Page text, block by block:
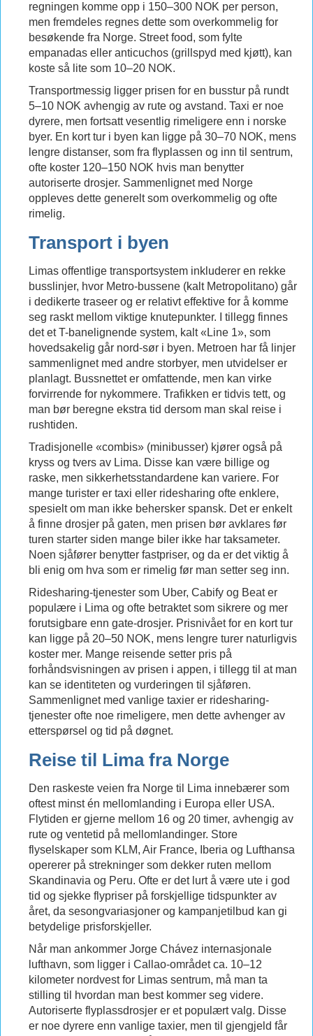
regningen komme opp i 150–300 NOK per person,
men fremdeles regnes dette som overkommelig for
besøkende fra Norge. Street food, som fylte
empanadas eller anticuchos (grillspyd med kjøtt), kan
koste så lite som 10–20 NOK.
Transportmessig ligger prisen for en busstur på rundt
5–10 NOK avhengig av rute og avstand. Taxi er noe
dyrere, men fortsatt vesentlig rimeligere enn i norske
byer. En kort tur i byen kan ligge på 30–70 NOK, mens
lengre distanser, som fra flyplassen og inn til sentrum,
ofte koster 120–150 NOK hvis man benytter
autoriserte drosjer. Sammenlignet med Norge
oppleves dette generelt som overkommelig og ofte
rimelig.
Transport i byen
Limas offentlige transportsystem inkluderer en rekke
busslinjer, hvor Metro-bussene (kalt Metropolitano) går
i dedikerte traseer og er relativt effektive for å komme
seg raskt mellom viktige knutepunkter. I tillegg finnes
det et T-banelignende system, kalt «Line 1», som
hovedsakelig går nord-sør i byen. Metroen har få linjer
sammenlignet med andre storbyer, men utvidelser er
planlagt. Bussnettet er omfattende, men kan virke
forvirrende for nykommere. Trafikken er tidvis tett, og
man bør beregne ekstra tid dersom man skal reise i
rushtiden.
Tradisjonelle «combis» (minibusser) kjører også på
kryss og tvers av Lima. Disse kan være billige og
raske, men sikkerhetsstandardene kan variere. For
mange turister er taxi eller ridesharing ofte enklere,
spesielt om man ikke behersker spansk. Det er enkelt
å finne drosjer på gaten, men prisen bør avklares før
turen starter siden mange biler ikke har taksameter.
Noen sjåfører benytter fastpriser, og da er det viktig å
bli enig om hva som er rimelig før man setter seg inn.
Ridesharing-tjenester som Uber, Cabify og Beat er
populære i Lima og ofte betraktet som sikrere og mer
forutsigbare enn gate-drosjer. Prisnivået for en kort tur
kan ligge på 20–50 NOK, mens lengre turer naturligvis
koster mer. Mange reisende setter pris på
forhåndsvisningen av prisen i appen, i tillegg til at man
kan se identiteten og vurderingen til sjåføren.
Sammenlignet med vanlige taxier er ridesharing-
tjenester ofte noe rimeligere, men dette avhenger av
etterspørsel og tid på døgnet.
Reise til Lima fra Norge
Den raskeste veien fra Norge til Lima innebærer som
oftest minst én mellomlanding i Europa eller USA.
Flytiden er gjerne mellom 16 og 20 timer, avhengig av
rute og ventetid på mellomlandinger. Store
flyselskaper som KLM, Air France, Iberia og Lufthansa
opererer på strekninger som dekker ruten mellom
Skandinavia og Peru. Ofte er det lurt å være ute i god
tid og sjekke flypriser på forskjellige tidspunkter av
året, da sesongvariasjoner og kampanjetilbud kan gi
betydelige prisforskjeller.
Når man ankommer Jorge Chávez internasjonale
lufthavn, som ligger i Callao-området ca. 10–12
kilometer nordvest for Limas sentrum, må man ta
stilling til hvordan man best kommer seg videre.
Autoriserte flyplassdrosjer er et populært valg. Disse
er noe dyrere enn vanlige taxier, men til gjengjeld får